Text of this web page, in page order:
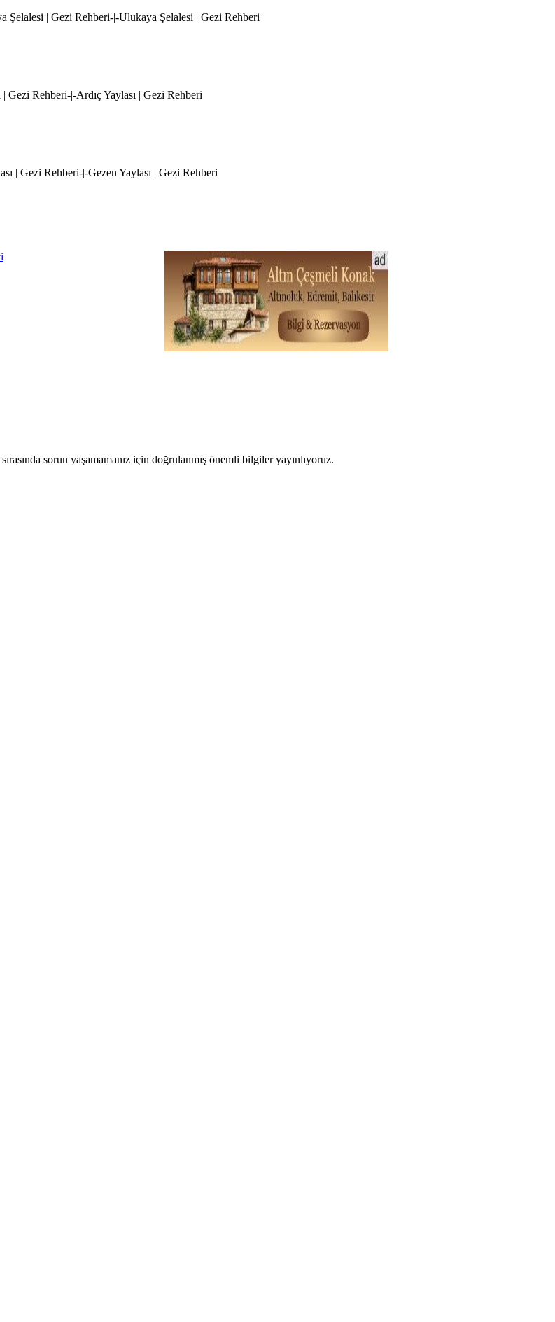
Şelalesi | Gezi Rehberi-|-Ulukaya Şelalesi | Gezi Rehberi
Rehberi-|-Ardıç Yaylası | Gezi Rehberi
| Gezi Rehberi-|-Gezen Yaylası | Gezi Rehberi
sorun yaşamamanız için doğrulanmış önemli bilgiler yayınlıyoruz.